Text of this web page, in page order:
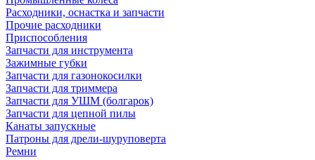
Расходники, оснастка и запчасти
Прочие расходники
Приспособления
Запчасти для инструмента
Зажимные губки
Запчасти для газонокосилки
Запчасти для триммера
Запчасти для УШМ (болгарок)
Запчасти для цепной пилы
Канаты запускные
Патроны для дрели-шуруповерта
Ремни